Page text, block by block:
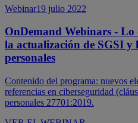
Webinar19 julio 2022
OnDemand Webinars - Lo
la actualización de SGSI y
personales
Contenido del programa: nuevos
referencias en ciberseguridad
personales 27701:2019.